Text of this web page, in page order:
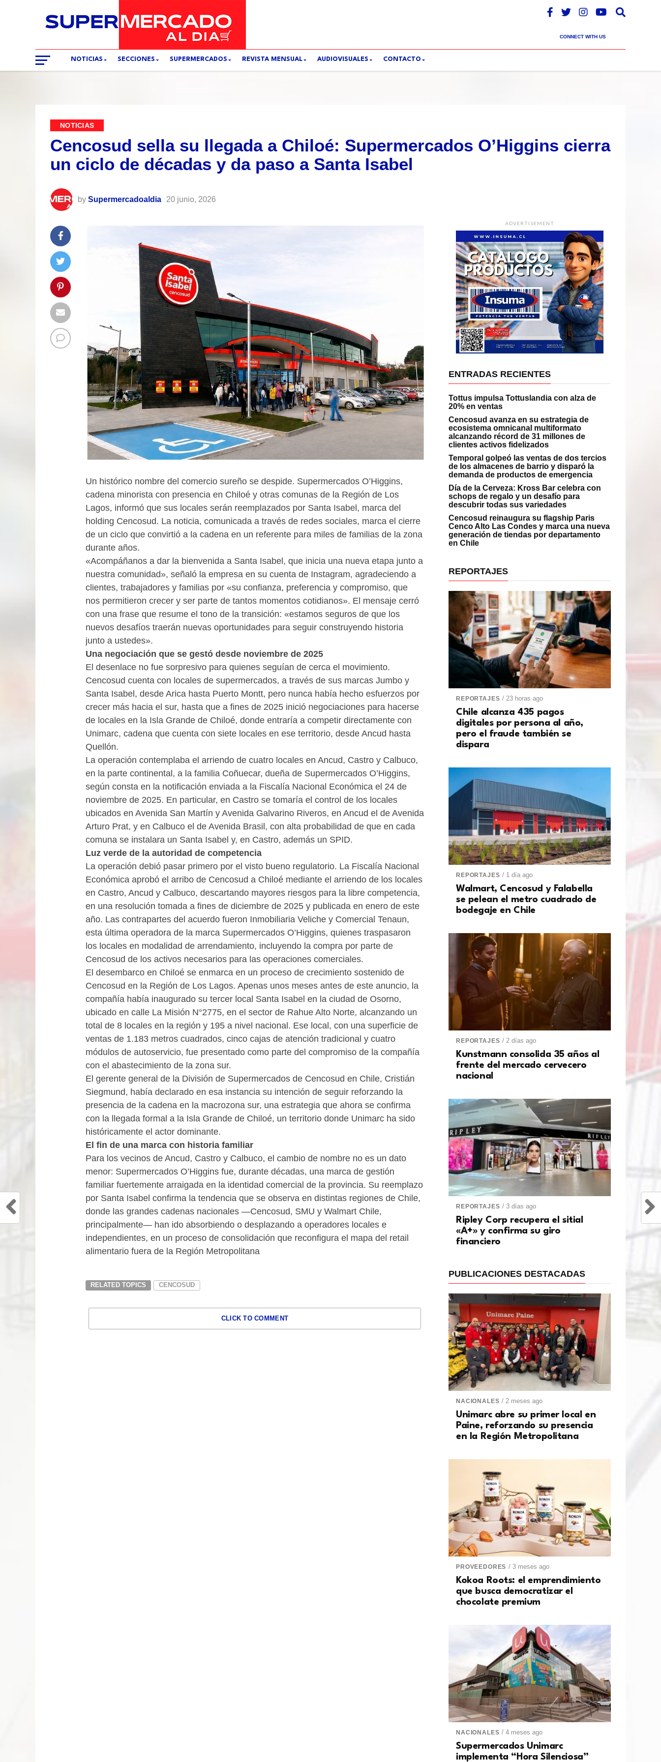
CONNECT WITH US
NOTICIAS SECCIONES SUPERMERCADOS REVISTA MENSUAL AUDIOVISUALES CONTACTO
NOTICIAS
Cencosud sella su llegada a Chiloé: Supermercados O’Higgins cierra
un ciclo de décadas y da paso a Santa Isabel
by Supermercadoaldia 20 junio, 2026
Un histórico nombre del comercio sureño se despide. Supermercados O’Higgins,
cadena minorista con presencia en Chiloé y otras comunas de la Región de Los
Lagos, informó que sus locales serán reemplazados por Santa Isabel, marca del
holding Cencosud. La noticia, comunicada a través de redes sociales, marca el cierre
de un ciclo que convirtió a la cadena en un referente para miles de familias de la zona
durante años.
«Acompáñanos a dar la bienvenida a Santa Isabel, que inicia una nueva etapa junto a
nuestra comunidad», señaló la empresa en su cuenta de Instagram, agradeciendo a
clientes, trabajadores y familias por «su confianza, preferencia y compromiso, que
nos permitieron crecer y ser parte de tantos momentos cotidianos». El mensaje cerró
con una frase que resume el tono de la transición: «estamos seguros de que los
nuevos desafíos traerán nuevas oportunidades para seguir construyendo historia
junto a ustedes».
Una negociación que se gestó desde noviembre de 2025
El desenlace no fue sorpresivo para quienes seguían de cerca el movimiento.
Cencosud cuenta con locales de supermercados, a través de sus marcas Jumbo y
Santa Isabel, desde Arica hasta Puerto Montt, pero nunca había hecho esfuerzos por
crecer más hacia el sur, hasta que a fines de 2025 inició negociaciones para hacerse
de locales en la Isla Grande de Chiloé, donde entraría a competir directamente con
Unimarc, cadena que cuenta con siete locales en ese territorio, desde Ancud hasta
Quellón.
La operación contemplaba el arriendo de cuatro locales en Ancud, Castro y Calbuco,
en la parte continental, a la familia Coñuecar, dueña de Supermercados O’Higgins,
según consta en la notificación enviada a la Fiscalía Nacional Económica el 24 de
noviembre de 2025. En particular, en Castro se tomaría el control de los locales
ubicados en Avenida San Martín y Avenida Galvarino Riveros, en Ancud el de Avenida
Arturo Prat, y en Calbuco el de Avenida Brasil, con alta probabilidad de que en cada
comuna se instalara un Santa Isabel y, en Castro, además un SPID.
Luz verde de la autoridad de competencia
La operación debió pasar primero por el visto bueno regulatorio. La Fiscalía Nacional
Económica aprobó el arribo de Cencosud a Chiloé mediante el arriendo de los locales
en Castro, Ancud y Calbuco, descartando mayores riesgos para la libre competencia,
en una resolución tomada a fines de diciembre de 2025 y publicada en enero de este
año. Las contrapartes del acuerdo fueron Inmobiliaria Veliche y Comercial Tenaun,
esta última operadora de la marca Supermercados O’Higgins, quienes traspasaron
los locales en modalidad de arrendamiento, incluyendo la compra por parte de
Cencosud de los activos necesarios para las operaciones comerciales.
El desembarco en Chiloé se enmarca en un proceso de crecimiento sostenido de
Cencosud en la Región de Los Lagos. Apenas unos meses antes de este anuncio, la
compañía había inaugurado su tercer local Santa Isabel en la ciudad de Osorno,
ubicado en calle La Misión N°2775, en el sector de Rahue Alto Norte, alcanzando un
total de 8 locales en la región y 195 a nivel nacional. Ese local, con una superficie de
ventas de 1.183 metros cuadrados, cinco cajas de atención tradicional y cuatro
módulos de autoservicio, fue presentado como parte del compromiso de la compañía
con el abastecimiento de la zona sur.
El gerente general de la División de Supermercados de Cencosud en Chile, Cristián
Siegmund, había declarado en esa instancia su intención de seguir reforzando la
presencia de la cadena en la macrozona sur, una estrategia que ahora se confirma
con la llegada formal a la Isla Grande de Chiloé, un territorio donde Unimarc ha sido
históricamente el actor dominante.
El fin de una marca con historia familiar
Para los vecinos de Ancud, Castro y Calbuco, el cambio de nombre no es un dato
menor: Supermercados O’Higgins fue, durante décadas, una marca de gestión
familiar fuertemente arraigada en la identidad comercial de la provincia. Su reemplazo
por Santa Isabel confirma la tendencia que se observa en distintas regiones de Chile,
donde las grandes cadenas nacionales —Cencosud, SMU y Walmart Chile,
principalmente— han ido absorbiendo o desplazando a operadores locales e
independientes, en un proceso de consolidación que reconfigura el mapa del retail
alimentario fuera de la Región Metropolitana
RELATED TOPICS CENCOSUD
CLICK TO COMMENT
ADVERTISEMENT
ENTRADAS RECIENTES
Tottus impulsa Tottuslandia con alza de
20% en ventas
Cencosud avanza en su estrategia de
ecosistema omnicanal multiformato
alcanzando récord de 31 millones de
clientes activos fidelizados
Temporal golpeó las ventas de dos tercios
de los almacenes de barrio y disparó la
demanda de productos de emergencia
Día de la Cerveza: Kross Bar celebra con
schops de regalo y un desafío para
descubrir todas sus variedades
Cencosud reinaugura su flagship Paris
Cenco Alto Las Condes y marca una nueva
generación de tiendas por departamento
en Chile
REPORTAJES
REPORTAJES / 23 horas ago
Chile alcanza 435 pagos
digitales por persona al año,
pero el fraude también se
dispara
REPORTAJES / 1 día ago
Walmart, Cencosud y Falabella
se pelean el metro cuadrado de
bodegaje en Chile
REPORTAJES / 2 días ago
Kunstmann consolida 35 años al
frente del mercado cervecero
nacional
REPORTAJES / 3 días ago
Ripley Corp recupera el sitial
«A+» y confirma su giro
financiero
PUBLICACIONES DESTACADAS
NACIONALES / 2 meses ago
Unimarc abre su primer local en
Paine, reforzando su presencia
en la Región Metropolitana
PROVEEDORES / 3 meses ago
Kokoa Roots: el emprendimiento
que busca democratizar el
chocolate premium
NACIONALES / 4 meses ago
Supermercados Unimarc
implementa “Hora Silenciosa”